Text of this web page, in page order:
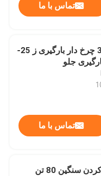
تماس با ما
37kW 83kW چرخ دار بارگیری ز 25-
تماس با ما
دستگاه بلند کردن سنگین 80 تن